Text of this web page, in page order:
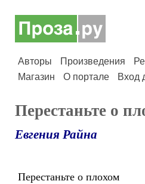
Авторы Произведения
Магазин
О портале Вход
Перестаньте о
Евгения Райна
Перестаньте о плохом